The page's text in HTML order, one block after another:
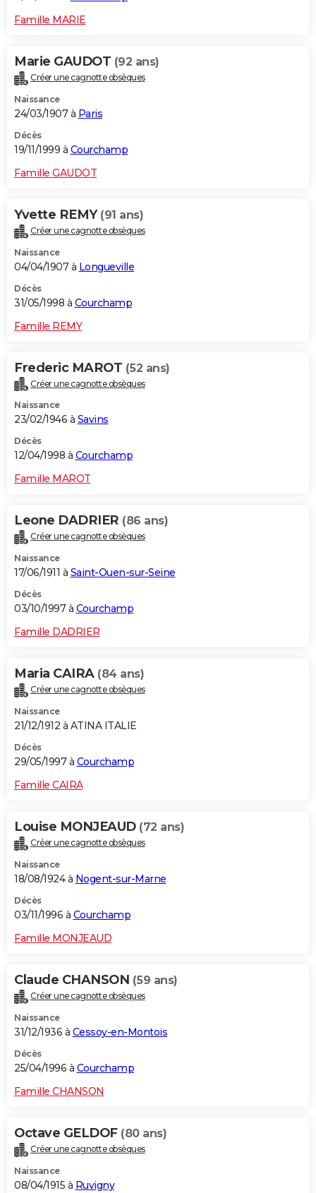
Famille MARIE
Marie GAUDOT (92 ans)
Créer une cagnotte obsèques
Naissance
24/03/1907 à Paris
Décès
19/11/1999 à Courchamp
Famille GAUDOT
Yvette REMY (91 ans)
Créer une cagnotte obsèques
Naissance
04/04/1907 à Longueville
Décès
31/05/1998 à Courchamp
Famille REMY
Frederic MAROT (52 ans)
Créer une cagnotte obsèques
Naissance
23/02/1946 à Savins
Décès
12/04/1998 à Courchamp
Famille MAROT
Leone DADRIER (86 ans)
Créer une cagnotte obsèques
Naissance
17/06/1911 à Saint-Ouen-sur-Seine
Décès
03/10/1997 à Courchamp
Famille DADRIER
Maria CAIRA (84 ans)
Créer une cagnotte obsèques
Naissance
21/12/1912 à ATINA ITALIE
Décès
29/05/1997 à Courchamp
Famille CAIRA
Louise MONJEAUD (72 ans)
Créer une cagnotte obsèques
Naissance
18/08/1924 à Nogent-sur-Marne
Décès
03/11/1996 à Courchamp
Famille MONJEAUD
Claude CHANSON (59 ans)
Créer une cagnotte obsèques
Naissance
31/12/1936 à Cessoy-en-Montois
Décès
25/04/1996 à Courchamp
Famille CHANSON
Octave GELDOF (80 ans)
Créer une cagnotte obsèques
Naissance
08/04/1915 à Ruvigny